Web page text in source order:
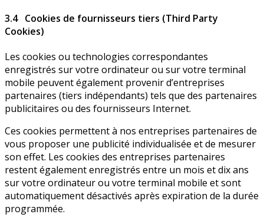
3.4 Cookies de fournisseurs tiers (Third Party
Cookies)
Les cookies ou technologies correspondantes
enregistrés sur votre ordinateur ou sur votre terminal
mobile peuvent également provenir d’entreprises
partenaires (tiers indépendants) tels que des partenaires
publicitaires ou des fournisseurs Internet.
Ces cookies permettent à nos entreprises partenaires de
vous proposer une publicité individualisée et de mesurer
son effet. Les cookies des entreprises partenaires
restent également enregistrés entre un mois et dix ans
sur votre ordinateur ou votre terminal mobile et sont
automatiquement désactivés après expiration de la durée
programmée.